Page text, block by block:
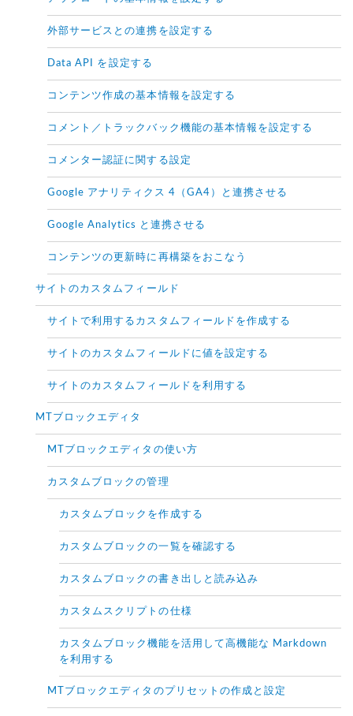
外部サービスとの連携を設定する
Data API を設定する
コンテンツ作成の基本情報を設定する
コメント／トラックバック機能の基本情報を設定する
コメンター認証に関する設定
Google アナリティクス 4（GA4）と連携させる
Google Analytics と連携させる
コンテンツの更新時に再構築をおこなう
サイトのカスタムフィールド
サイトで利用するカスタムフィールドを作成する
サイトのカスタムフィールドに値を設定する
サイトのカスタムフィールドを利用する
MTブロックエディタ
MTブロックエディタの使い方
カスタムブロックの管理
カスタムブロックを作成する
カスタムブロックの一覧を確認する
カスタムブロックの書き出しと読み込み
カスタムスクリプトの仕様
カスタムブロック機能を活用して高機能な Markdown
を利用する
MTブロックエディタのプリセットの作成と設定